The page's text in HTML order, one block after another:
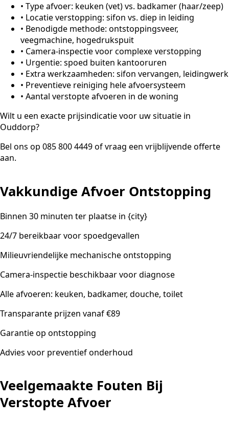
• Type afvoer: keuken (vet) vs. badkamer (haar/zeep)
• Locatie verstopping: sifon vs. diep in leiding
• Benodigde methode: ontstoppingsveer,
veegmachine, hogedrukspuit
• Camera-inspectie voor complexe verstopping
• Urgentie: spoed buiten kantooruren
• Extra werkzaamheden: sifon vervangen, leidingwerk
• Preventieve reiniging hele afvoersysteem
• Aantal verstopte afvoeren in de woning
Wilt u een exacte prijsindicatie voor uw situatie in
Ouddorp?
Bel ons op 085 800 4449 of vraag een vrijblijvende offerte
aan.
Vakkundige Afvoer Ontstopping
Binnen 30 minuten ter plaatse in {city}
24/7 bereikbaar voor spoedgevallen
Milieuvriendelijke mechanische ontstopping
Camera-inspectie beschikbaar voor diagnose
Alle afvoeren: keuken, badkamer, douche, toilet
Transparante prijzen vanaf €89
Garantie op ontstopping
Advies voor preventief onderhoud
Veelgemaakte Fouten Bij
Verstopte Afvoer